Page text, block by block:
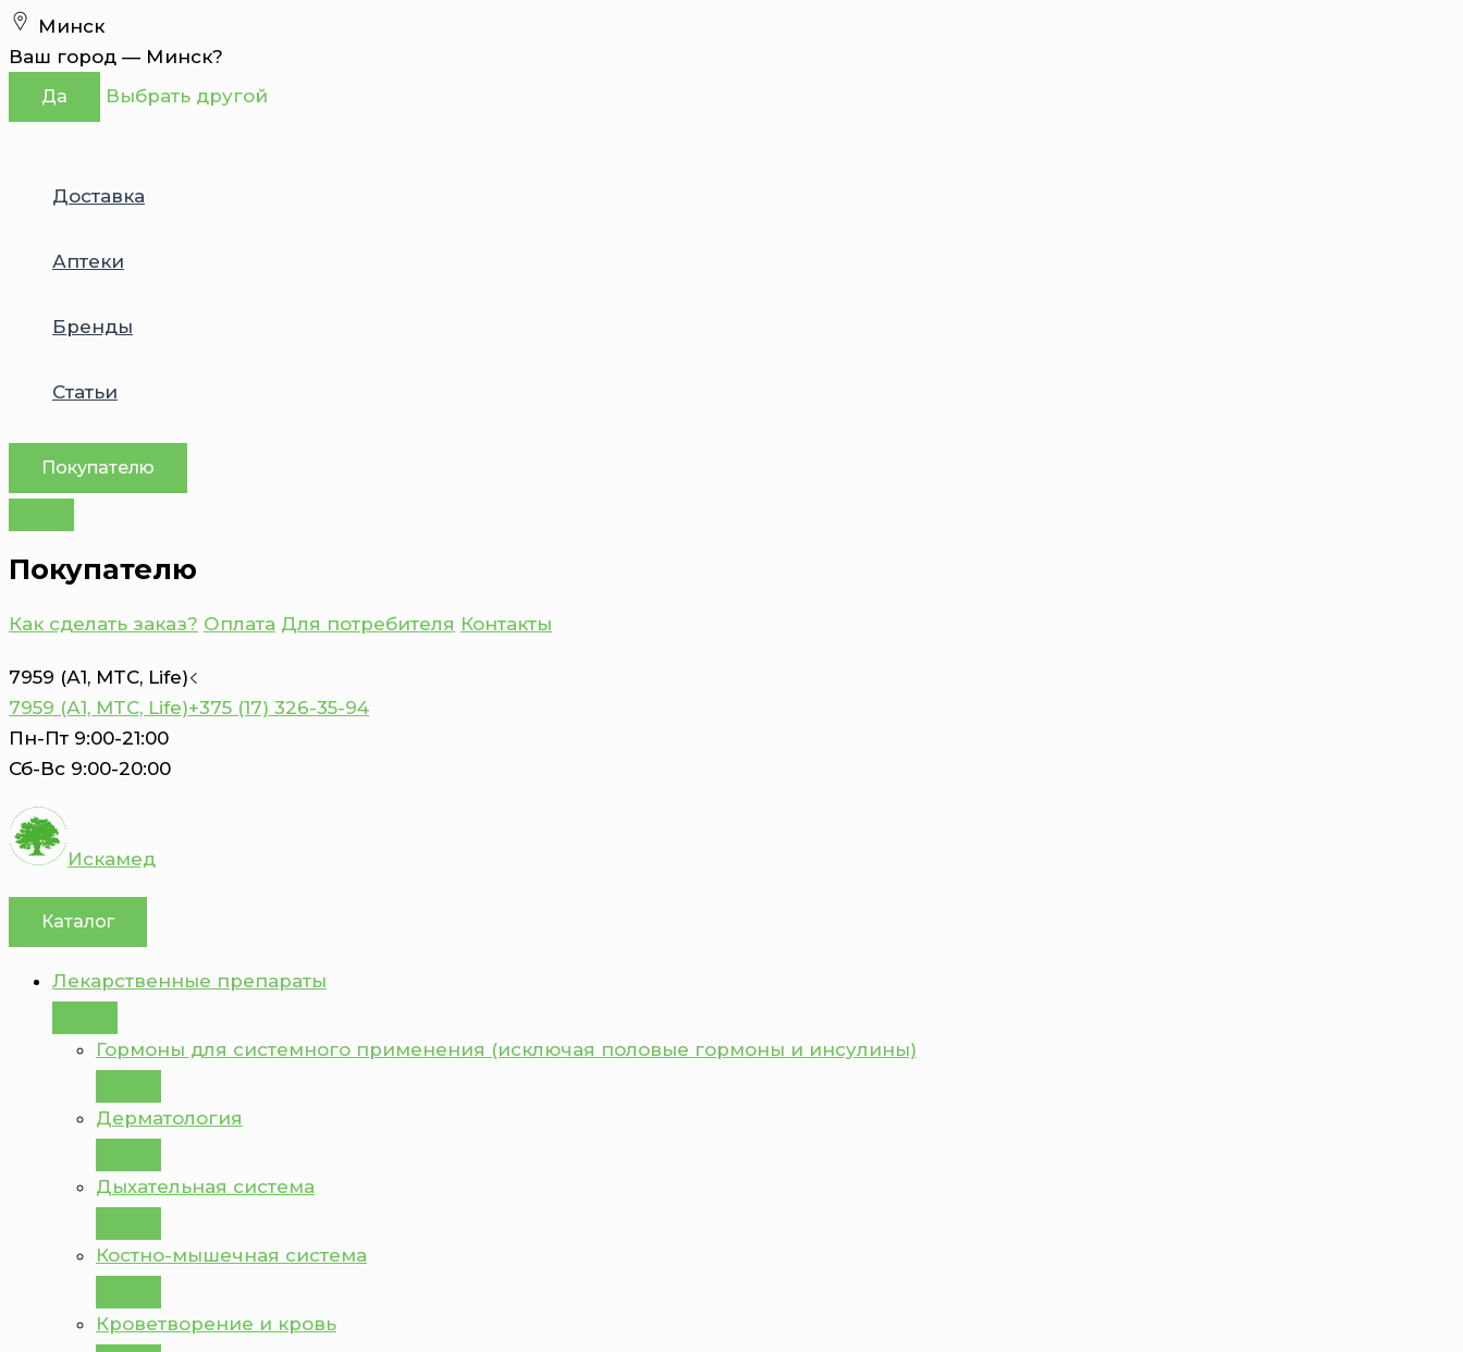
Перейти
к
содержимому
Минск
Ваш город — Минск?
Да Выбрать другой
Доставка
Аптеки
Бренды
Статьи
Покупателю
Покупателю
Как сделать заказ? Оплата Для потребителя Контакты
7959 (А1, MTC, Life)
7959 (А1, MTC, Life)+375 (17) 326-35-94
Пн-Пт 9:00-21:00
Сб-Вс 9:00-20:00
Искамед
Каталог
Лекарственные препараты
Гормоны для системного применения (исключая половые гормоны и инсулины)
Дерматология
Дыхательная система
Костно-мышечная система
Кроветворение и кровь